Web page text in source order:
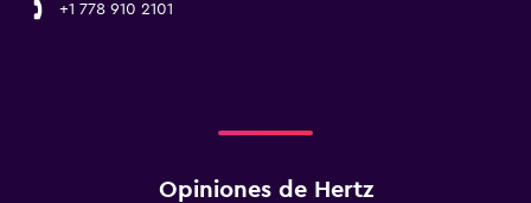
+1 778 910 2101
Opiniones de Hertz